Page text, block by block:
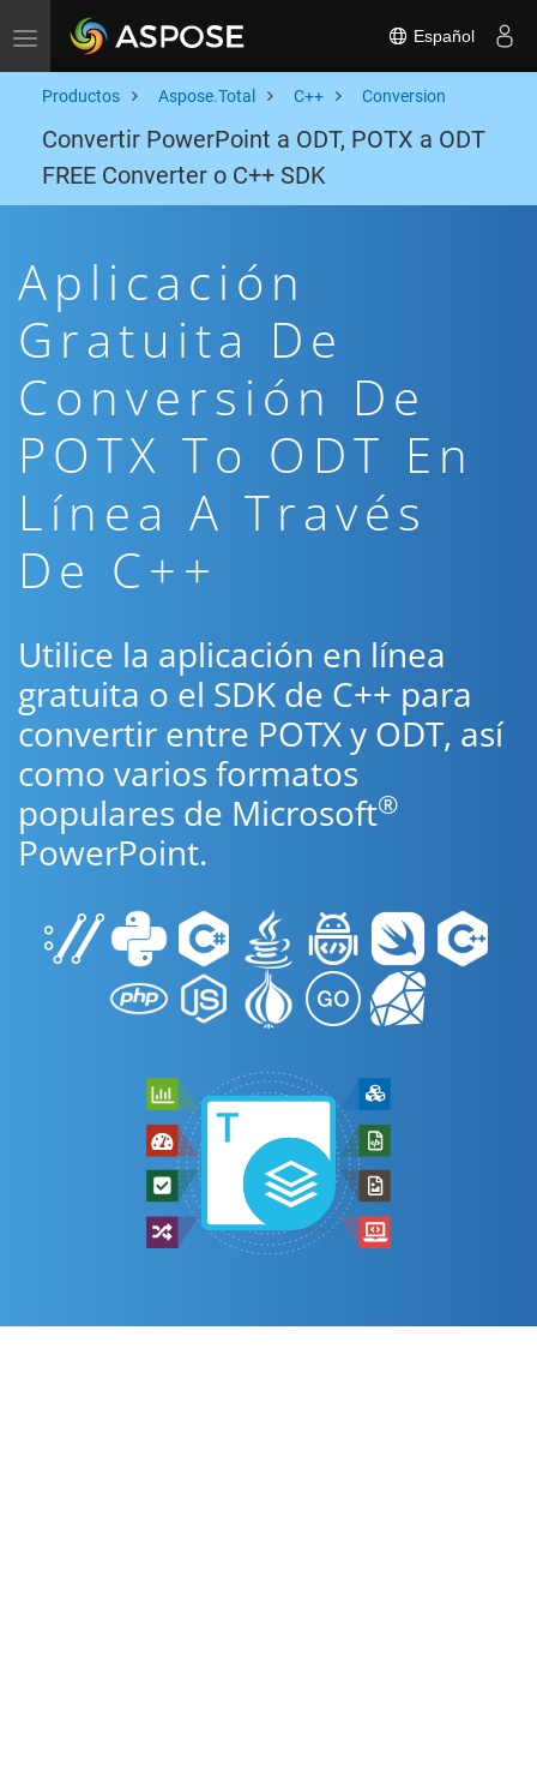
Toggle navigation Español
Productos Aspose.Total C++ Conversion
Convertir PowerPoint a ODT, POTX a ODT
FREE Converter o C++ SDK
Aplicación
Gratuita De
Conversión De
POTX To ODT En
Línea A Través
De C++
Utilice la aplicación en línea
gratuita o el SDK de C++ para
convertir entre POTX y ODT, así
como varios formatos
populares de Microsoft®
PowerPoint.